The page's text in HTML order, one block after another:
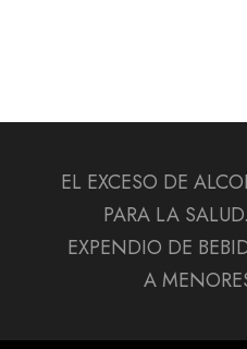
EL EXCESO DE
PARA LA
EXPENDIO DE
A